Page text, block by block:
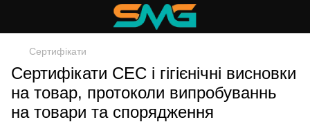
Сертифікати
Сертифікати СЕС і гігієнічні висновки
на товар, протоколи випробуваннь
на товари та спорядження